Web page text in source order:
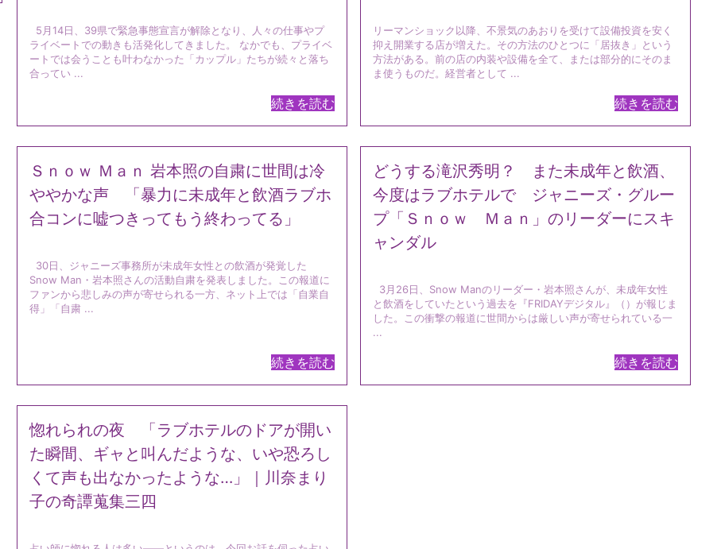
5月14日、39県で緊急事態宣言が解除となり、人々の仕事やプ
ライベートでの動きも活発化してきました。 なかでも、プライベ
ートでは会うことも叶わなかった「カップル」たちが続々と落ち
合ってい ...
続きを読む
リーマンショック以降、不景気のあおりを受けて設備投資を安く
抑え開業する店が増えた。その方法のひとつに「居抜き」という
方法がある。前の店の内装や設備を全て、または部分的にそのま
ま使うものだ。経営者として ...
続きを読む
Ｓｎｏｗ Ｍａｎ 岩本照の自粛に世間は冷
ややかな声 「暴力に未成年と飲酒ラブホ
合コンに嘘つきってもう終わってる」
30日、ジャニーズ事務所が未成年女性との飲酒が発覚した
Snow Man・岩本照さんの活動自粛を発表しました。この報道に
ファンから悲しみの声が寄せられる一方、ネット上では「自業自
得」「自粛 ...
続きを読む
どうする滝沢秀明？ また未成年と飲酒、
今度はラブホテルで ジャニーズ・グルー
プ「Ｓｎｏｗ Ｍａｎ」のリーダーにスキ
ャンダル
3月26日、Snow Manのリーダー・岩本照さんが、未成年女性
と飲酒をしていたという過去を『FRIDAYデジタル』（）が報じま
した。この衝撃の報道に世間からは厳しい声が寄せられている一
...
続きを読む
惚れられの夜 「ラブホテルのドアが開い
た瞬間、ギャと叫んだような、いや恐ろし
くて声も出なかったような…」｜川奈まり
子の奇譚蒐集三四